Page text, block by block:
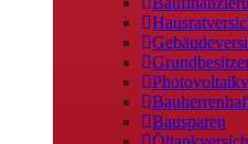
Bausparen